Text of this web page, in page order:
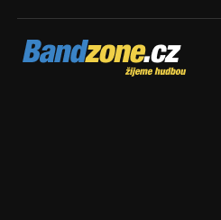
Bandzone.cz
žijeme hudbou